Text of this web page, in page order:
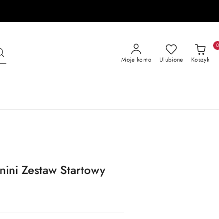
Moje konto Ulubione Koszyk
0
Zestaw Startowy